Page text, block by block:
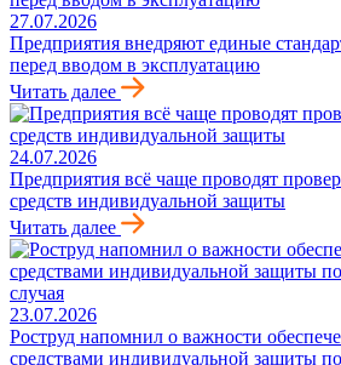
27.07.2026
Предприятия внедряют единые
перед вводом в эксплуатацию
Читать далее
24.07.2026
Предприятия всё чаще проводят
средств индивидуальной защиты
Читать далее
23.07.2026
Роструд напомнил о важности
средствами индивидуальной защиты